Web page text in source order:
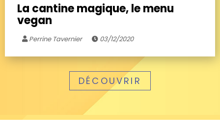
La cantine magique, le menu
vegan
Perrine Tavernier 03/12/2020
DÉCOUVRIR